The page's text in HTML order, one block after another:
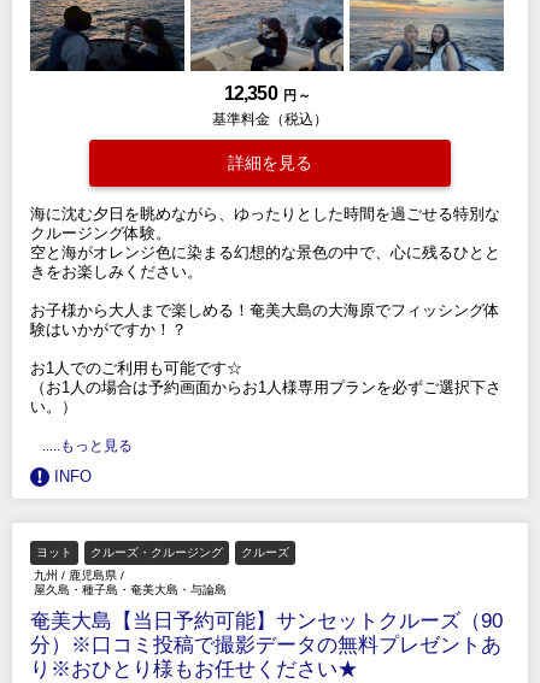
12,350 円 ～
基準料金（税込）
詳細を見る
海に沈む夕日を眺めながら、ゆったりとした時間を過ごせる特別な
クルージング体験。
空と海がオレンジ色に染まる幻想的な景色の中で、心に残るひとと
きをお楽しみください。
お子様から大人まで楽しめる！奄美大島の大海原でフィッシング体
験はいかがですか！？
お1人でのご利用も可能です☆
（お1人の場合は予約画面からお1人様専用プランを必ずご選択下さ
い。）
.....もっと見る
INFO
ヨット クルーズ・クルージング
クルーズ
九州 / 鹿児島県 /
屋久島・種子島・奄美大島・与論島
奄美大島【当日予約可能】サンセットクルーズ（90
分）※口コミ投稿で撮影データの無料プレゼントあ
り※おひとり様もお任せください★